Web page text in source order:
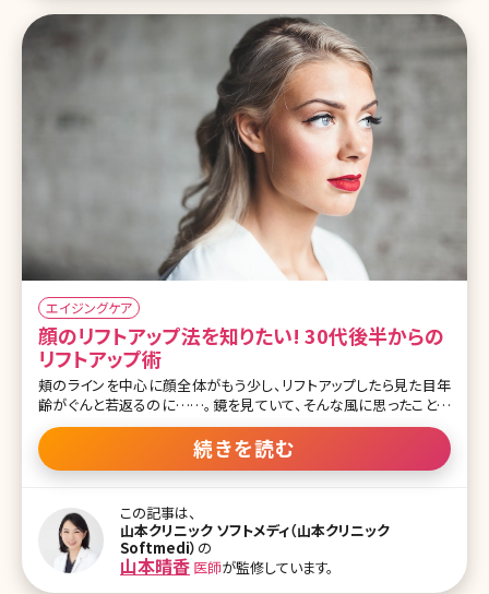
エイジングサイン 1-2.ボディに見るエイジングサイン 1-3.健康面でも
エイジングサインが! 2.参考にしたい!お肌の悩み解消ブログ 2-1.居原
田麗オフィシャルブログ～女医R～そんな女の独り言 2-2.形成外科
医 肌の再生医療の専門家北條元治先生のインスタ 2-3.CLASSY仙
エイジングケア
顔のリフトアップ法を知りたい! 30代後半からの
リフトアップ術
頬のラインを中心に顔全体がもう少し、リフトアップしたら見た目年
齢がぐんと若返るのに……。鏡を見ていて、そんな風に思ったことは
ありませんか?エイジングサインの中でもコスメやサプリメントなどで
解消しにくい、たるみ。しかし現在では、さまざまな方法でたるみにア
プローチできるようになっています。ここで最新の顔のリフトアップ方
のたるみは表皮・真皮・皮下脂肪・筋肉・骨まで様々な層の変化が重
なって起こるため、一人ひとりの状態に合わせたアプローチが必要
です。現在のたるみの程度やライフスタイルを考慮して、その方に最
適な治療計画を組み立てることが重要といえます。 目次 1.美容外科
でできる顔のリフトアップ方法とは?〜手術による切る顔のリフトアッ
続きを読む
この記事は、
山本クリニック ソフトメディ（山本クリニック
Softmedi） の
山本晴香 医師が監修しています。